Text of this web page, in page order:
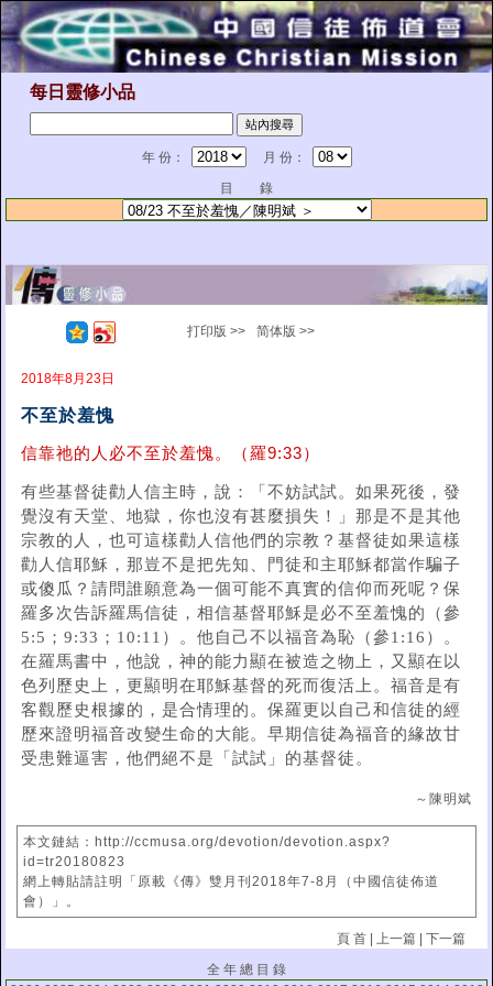
每日靈修小品
年 份：
月 份：
目 錄
打印版 >> 简体版 >>
2018年8月23日
不至於羞愧
信靠祂的人必不至於羞愧。（羅9:33）
有些基督徒勸人信主時，說：「不妨試試。如果死後，發
覺沒有天堂、地獄，你也沒有甚麼損失！」那是不是其他
宗教的人，也可這樣勸人信他們的宗教？基督徒如果這樣
勸人信耶穌，那豈不是把先知、門徒和主耶穌都當作騙子
或傻瓜？請問誰願意為一個可能不真實的信仰而死呢？保
羅多次告訴羅馬信徒，相信基督耶穌是必不至羞愧的（參
5:5；9:33；10:11）。他自己不以福音為恥（參1:16）。
在羅馬書中，他說，神的能力顯在被造之物上，又顯在以
色列歷史上，更顯明在耶穌基督的死而復活上。福音是有
客觀歷史根據的，是合情理的。保羅更以自己和信徒的經
歷來證明福音改變生命的大能。早期信徒為福音的緣故甘
受患難逼害，他們絕不是「試試」的基督徒。
～陳明斌
本文鏈結：http://ccmusa.org/devotion/devotion.aspx?
id=tr20180823
網上轉貼請註明「原載《傳》雙月刊2018年7-8月（中國信徒佈道
會）」。
頁 首| 上一篇| 下一篇
全 年 總 目 錄